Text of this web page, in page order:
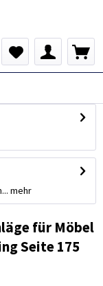
mehr
für Möbel
Seite 175